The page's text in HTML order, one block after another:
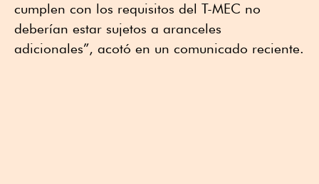
cumplen con los requisitos del T-MEC no
deberían estar sujetos a aranceles
adicionales”, acotó en un comunicado reciente.